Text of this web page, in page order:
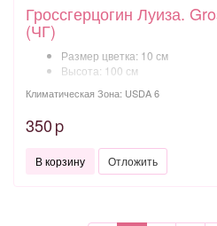
Гроссгерцогин Луиза.
(ЧГ)
Размер цветка: 10 см
Высота: 100 см
Климатическая Зона: USDA 6
350 p
В корзину Отложить